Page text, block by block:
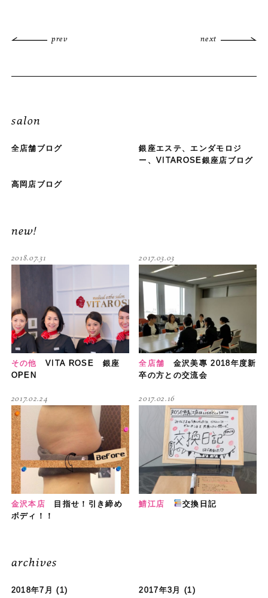
prev next
salon
全店舗ブログ
銀座エステ、エンダモロジ
ー、VITAROSE銀座店ブログ
高岡店ブログ
new!
その他
VITA ROSE 銀座
OPEN
2018.07.31
全店舗
金沢美專 2018年度新
卒の方との交流会
2017.03.03
金沢本店
目指せ！引き締め
ボディ！！
2017.02.24
鯖江店 交換日記
2017.02.16
archives
2018年7月 (1) 2017年3月 (1)